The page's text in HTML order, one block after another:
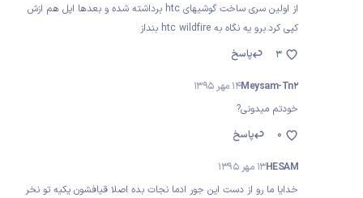
از اولین سری ساخت گوشیهای htc برداشته شده و بعدها اپل هم ازش
کپی کرد.برو یه نگاه به htc wildfire بنداز
پاسخ
3
Meysam-Tn214 مهر 1395
خودتم میدونی?
پاسخ
0
HESAM13 مهر 1395
خدایا ما رو از دست این جور ادما نجات بده اصلا قیافشون یکیه تو نخر